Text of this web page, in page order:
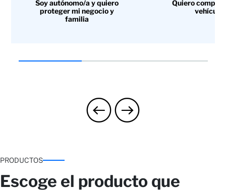
Soy autónomo/a y quiero
proteger mi negocio y
familia
Quiero
vehículo
PRODUCTOS
Escoge el producto que